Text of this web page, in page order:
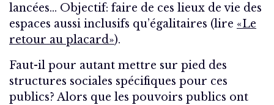
lancées… Objectif: faire de ces lieux de vie des
espaces aussi inclusifs qu’égalitaires (lire «Le
retour au placard»).
Faut-il pour autant mettre sur pied des
structures sociales spécifiques pour ces
publics? Alors que les pouvoirs publics ont